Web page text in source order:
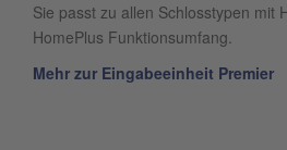
Sie passt zu allen Schlosstypen mit
HomePlus Funktionsumfang.
Mehr zur Eingabeeinheit Premier